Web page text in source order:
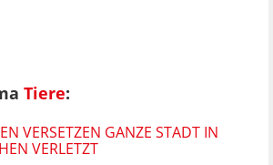
Tiere:
VERSETZEN GANZE STADT IN
VERLETZT